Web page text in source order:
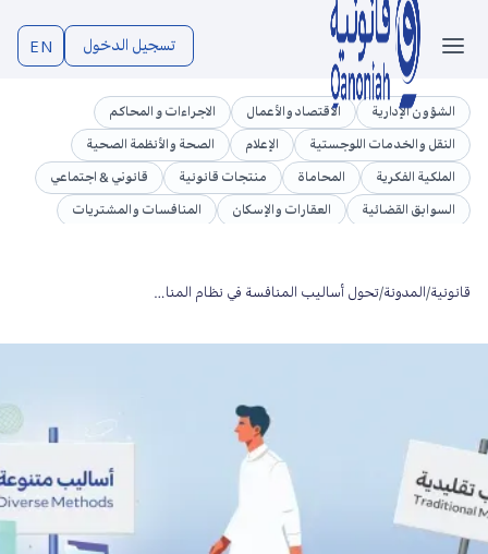
تسجيل الدخول EN
الشؤون الإدارية الاقتصاد والأعمال
الاجراءات و المحاكم
النقل والخدمات اللوجستية
الإعلام
الصحة والأنظمة الصحية
الملكية الفكرية
المحاماة منتجات قانونية
قانوني & اجتماعي
السوابق القضائية
العقارات والإسكان
المنافسات والمشتريات
قانونية/المدونة/ تحول أساليب المنافسة في نظام المنافسات والمشتريات الحكومية الجديد من 3 تقليدية إلى 8 متنوعة🔍